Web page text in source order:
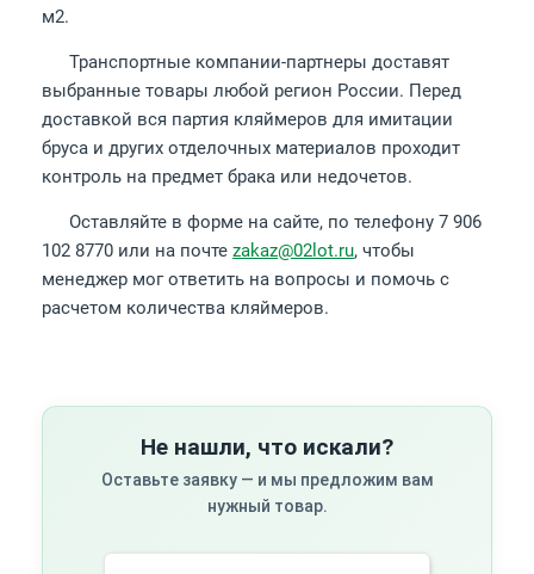
м2.
Транспортные компании-партнеры доставят
выбранные товары любой регион России. Перед
доставкой вся партия кляймеров для имитации
бруса и других отделочных материалов проходит
контроль на предмет брака или недочетов.
Оставляйте в форме на сайте, по телефону 7 906
102 8770 или на почте zakaz@02lot.ru, чтобы
менеджер мог ответить на вопросы и помочь с
расчетом количества кляймеров.
Не нашли, что искали?
Оставьте заявку — и мы предложим вам
нужный товар.